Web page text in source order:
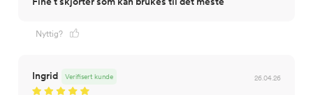
Nyttig?
Ingrid 26.04.26
Verifisert kunde